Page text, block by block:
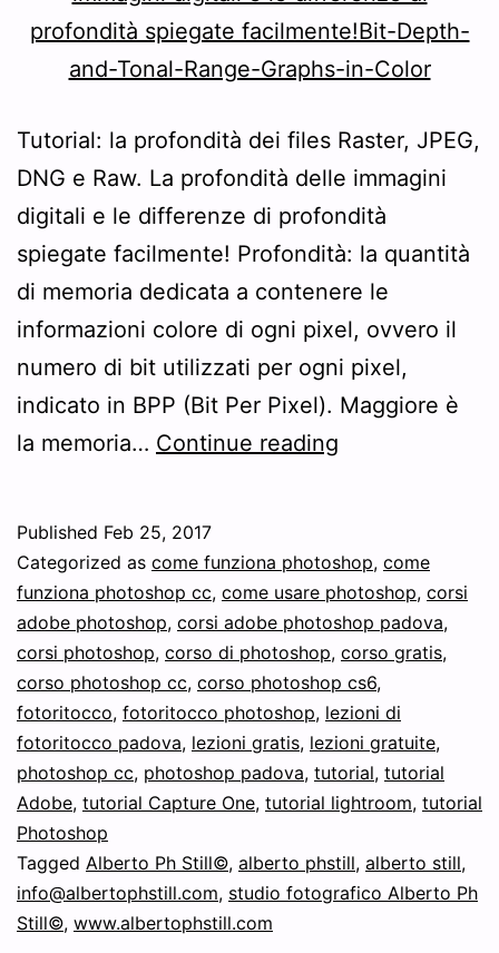
Tutorial: la profondità dei files Raster, JPEG,
DNG e Raw. La profondità delle immagini
digitali e le differenze di profondità
spiegate facilmente! Profondità: la quantità
di memoria dedicata a contenere le
informazioni colore di ogni pixel, ovvero il
numero di bit utilizzati per ogni pixel,
indicato in BPP (Bit Per Pixel). Maggiore è
la memoria… Continue reading
dei
files
Raster,
JPEG,
DNG
e
Raw
e
le
differenze.
Published Feb 25, 2017
Categorized as come funziona photoshop, come
funziona photoshop cc, come usare photoshop, corsi
adobe photoshop, corsi adobe photoshop padova,
corsi photoshop, corso di photoshop, corso gratis,
corso photoshop cc, corso photoshop cs6,
fotoritocco, fotoritocco photoshop, lezioni di
fotoritocco padova, lezioni gratis, lezioni gratuite,
photoshop cc, photoshop padova, tutorial, tutorial
Adobe, tutorial Capture One, tutorial lightroom, tutorial
Photoshop
Tagged Alberto Ph Still©, alberto phstill, alberto still,
info@albertophstill.com, studio fotografico Alberto Ph
Still©, www.albertophstill.com